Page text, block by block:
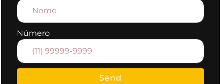
Fale conosco
Entre em contato com nossa
Número
Send